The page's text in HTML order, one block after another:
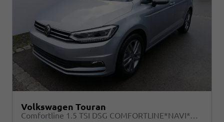
Volkswagen Touran
Comfortline 1.5 TSI DSG COMFORTLINE*NAVI*ACC*PDC*LED*SHZ*KAMERA*7-SITZER*17-ZOLL